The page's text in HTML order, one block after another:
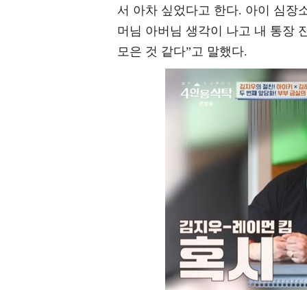
서 아차 싶었다고 한다. 아이 심장
머님 아버님 생각이 나고 내 통장
모은 것 같다”고 말했다.